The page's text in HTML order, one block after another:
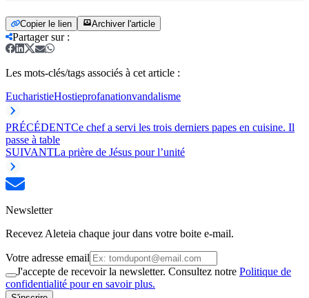
Copier le lien Archiver l'article
Partager sur:
Les mots-clés/tags associés à cet article :
EucharistieHostieprofanationvandalisme
PRÉCÉDENTCe chef a servi les trois derniers papes en cuisine. Il
passe à table
SUIVANTLa prière de Jésus pour l’unité
Newsletter
Recevez Aleteia chaque jour dans votre boite e-mail.
Votre adresse email
J'accepte de recevoir la newsletter. Consultez notre Politique de
confidentialité pour en savoir plus.